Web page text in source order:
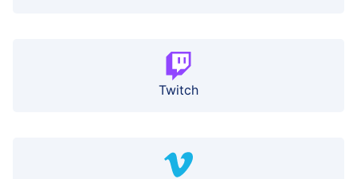
Twitch